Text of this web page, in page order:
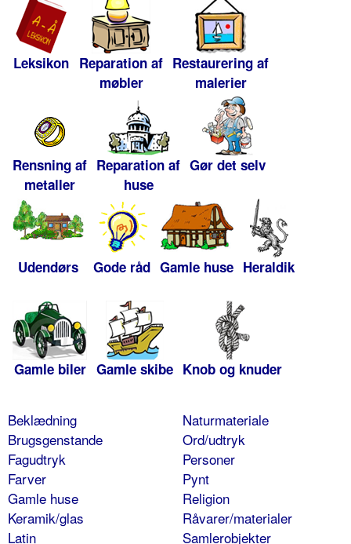
Leksikon Reparation af
møbler
Restaurering af
malerier
Rensning af
metaller
Reparation af
huse
Gør det selv
Udendørs Gode råd Gamle huse Heraldik
Gamle biler Gamle skibe Knob og knuder
Beklædning
Brugsgenstande
Fagudtryk
Farver
Gamle huse
Keramik/glas
Latin
Naturmateriale
Ord/udtryk
Personer
Pynt
Religion
Råvarer/materialer
Samlerobjekter